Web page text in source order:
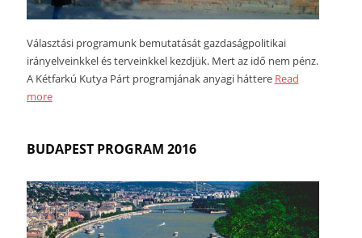
Választási programunk bemutatását gazdaságpolitikai
irányelveinkkel és terveinkkel kezdjük. Mert az idő nem pénz.
A Kétfarkú Kutya Párt programjának anyagi háttere Read
more
BUDAPEST PROGRAM 2016